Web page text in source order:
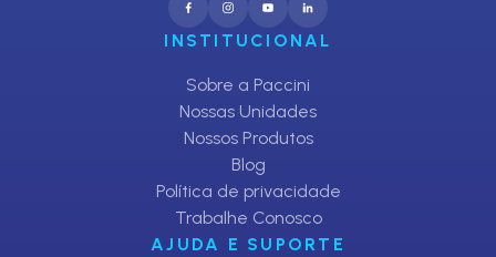
INSTITUCIONAL
Sobre a Paccini
Nossas Unidades
Nossos Produtos
Blog
Política de privacidade
Trabalhe Conosco
AJUDA E SUPORTE